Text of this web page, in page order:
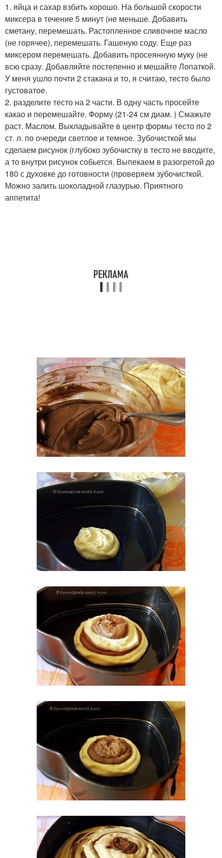
1. яйца и сахар взбить хорошо. На большой скорости
миксера в течение 5 минут (не меньше. Добавить
сметану, перемешать. Растопленное сливочное масло
(не горячее), перемешать. Гашеную соду. Еще раз
миксером перемешать. Добавить просеянную муку (не
всю сразу. Добавляйте постепенно и мешайте Лопаткой.
У меня ушло почти 2 стакана и то, я считаю, тесто было
густоватое.
2. разделите тесто на 2 части. В одну часть просейте
какао и перемешайте. Форму (21-24 см диам. ) Смажьте
раст. Маслом. Выкладывайте в центр формы тесто по 2
ст. л. по очереди светлое и темное. Зубочисткой мы
сделаем рисунок (глубоко зубочистку в тесто не вводите,
а то внутри рисунок собьется. Выпекаем в разогретой до
180 с духовке до готовности (проверяем зубочисткой.
Можно залить шоколадной глазурью. Приятного
аппетита!